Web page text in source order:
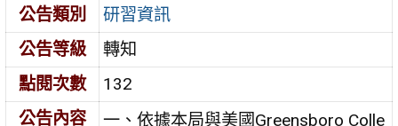
公告類別
研習資訊
公告等級
轉知
點閱次數
132
公告內容
一、依據本局與美國Greensboro Colle